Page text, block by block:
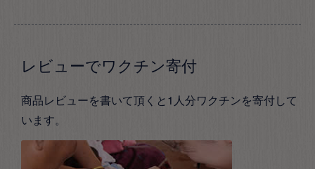
レビューでワクチン寄付
商品レビューを書いて頂くと1人分ワクチンを寄付して
います。